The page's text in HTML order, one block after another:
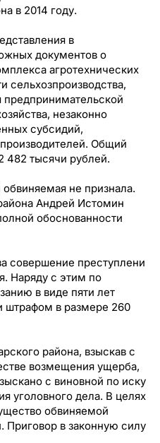
в 2014 году.
в
документов о
агротехнических
сельхозпроизводства,
предпринимательской
незаконно
субсидий,
Общий
482 тысячи рублей.
не признала.
Андрей Истомин
обоснованности
совершение преступлени
Наряду с этим по
в виде пяти лет
штрафом в размере 260
района, взыскав с
возмещения ущерба,
с виновной по иску
уголовного дела. В целях
обвиняемой
в законную силу